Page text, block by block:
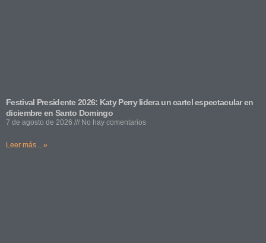
Festival Presidente 2026: Katy Perry lidera un cartel espectacular en
diciembre en Santo Domingo
7 de agosto de 2026 No hay comentarios
Leer más... »